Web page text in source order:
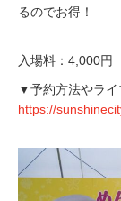
るのでお得！
入場料：4,000円
▼予約方法やライ
https://